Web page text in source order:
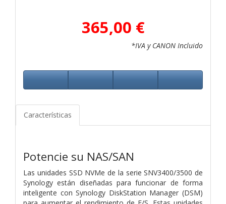
365,00 €
*IVA y CANON Incluido
Características
Potencie su NAS/SAN
Las unidades SSD NVMe de la serie SNV3400/3500 de
Synology están diseñadas para funcionar de forma
inteligente con Synology DiskStation Manager (DSM)